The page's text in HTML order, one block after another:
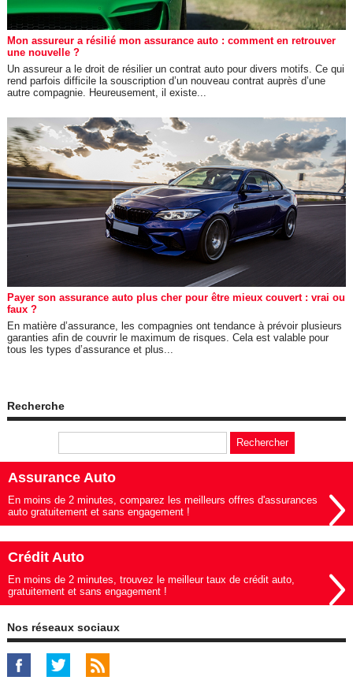
Mon assureur a résilié mon assurance auto : comment en retrouver
une nouvelle ?
Un assureur a le droit de résilier un contrat auto pour divers motifs. Ce qui
rend parfois difficile la souscription d’un nouveau contrat auprès d’une
autre compagnie. Heureusement, il existe...
Payer son assurance auto plus cher pour être mieux couvert : vrai ou
faux ?
En matière d’assurance, les compagnies ont tendance à prévoir plusieurs
garanties afin de couvrir le maximum de risques. Cela est valable pour
tous les types d’assurance et plus...
Recherche
Assurance Auto
En moins de 2 minutes, comparez les meilleurs offres d'assurances
auto gratuitement et sans engagement !
Crédit Auto
En moins de 2 minutes, trouvez le meilleur taux de crédit auto,
gratuitement et sans engagement !
Nos réseaux sociaux